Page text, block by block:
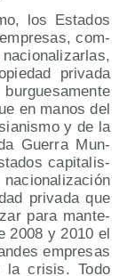
los Esta­dos
com­
pri­va­da
en manos del
y de la
Gue­rra Mun­
capi­ta­lis­
pri­va­da que
para man­te­
2008 y 2010 el
empre­sas
la cri­sis. Todo